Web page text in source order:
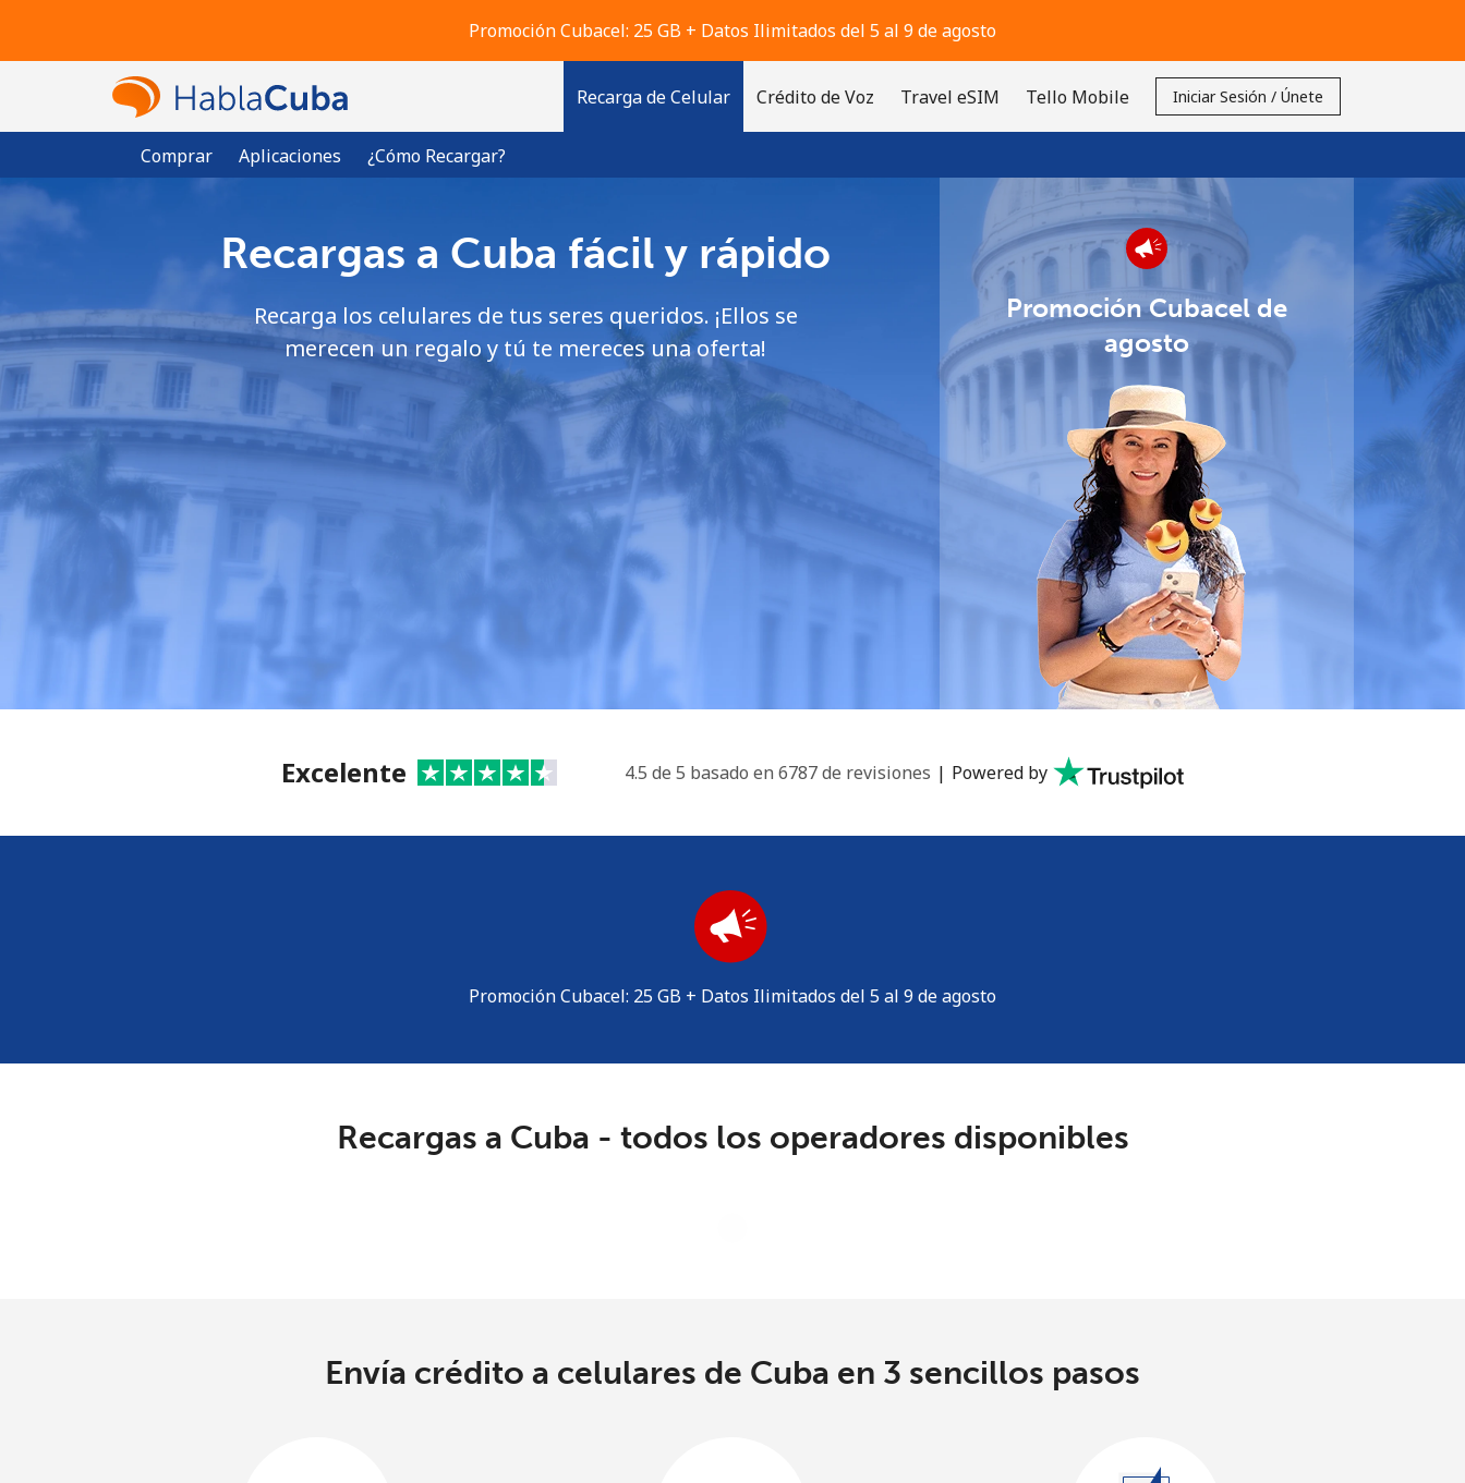
Promoción Cubacel: 25 GB + Datos Ilimitados del 5 al 9 de agosto
Recarga de Celular
Comprar Aplicaciones ¿Cómo Recargar?
Crédito de Voz Travel eSIM Tello Mobile Iniciar Sesión / Únete
¡Bienvenido!
¿Ya tienes una cuenta? Inicia sesión →
Regístrate con
No se ha creado una contraseña
Mínimo 8 caracteres
Un caracter especial
acuerdo con estos
Términos y condiciones.
Recargas a Cuba fácil y rápido
Recarga los celulares de tus seres queridos. ¡Ellos se
merecen un regalo y tú te mereces una oferta!
Promoción Cubacel de
agosto
Excelente 4.5 de 5 basado en 6787 de revisiones | Powered by
Promoción Cubacel: 25 GB + Datos Ilimitados del 5 al 9 de agosto
Recargas a Cuba - todos los operadores disponibles
Envía crédito a celulares de Cuba en 3 sencillos pasos